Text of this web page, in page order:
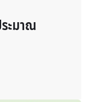
ะมาณ